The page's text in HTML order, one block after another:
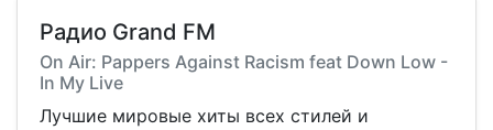
Радио Grand FM
On Air: Pappers Against Racism feat Down Low -
In My Live
Лучшие мировые хиты всех стилей и